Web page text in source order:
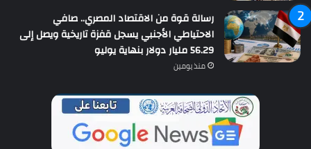
رسالة قوة من الاقتصاد المصري.. صافي
الاحتياطي الأجنبي يسجل قفزة تاريخية ويصل إلى
56.29 مليار دولار بنهاية يوليو
منذ يومين